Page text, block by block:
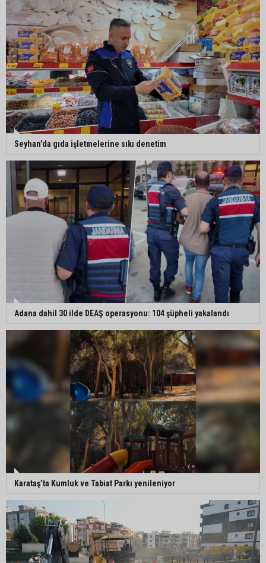
Ceyhan’da Necdet Sevinç Parkı’nda bakım
çalışması
Orhan Bayram’dan AK Parti’ye Yüreğir çıkışı:
“Bizim belediye meclis üyelerimize ne yaptınız?
Siz önce onu anlatın”
Seyhan’da gıda işletmelerine sıkı denetim
Adana dahil 30 ilde DEAŞ operasyonu: 104 şüpheli yakalandı
Karataş’ta Kumluk ve Tabiat Parkı yenileniyor